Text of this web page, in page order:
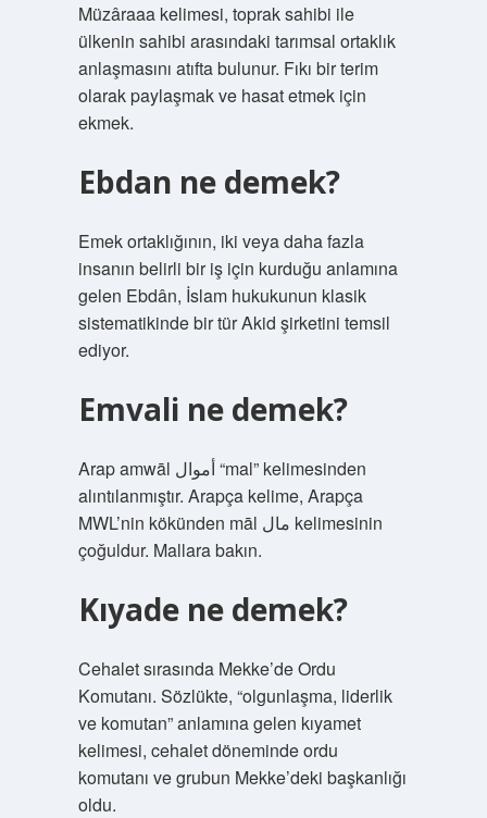
Müzâraaa kelimesi, toprak sahibi ile
ülkenin sahibi arasındaki tarımsal ortaklık
anlaşmasını atıfta bulunur. Fıkı bir terim
olarak paylaşmak ve hasat etmek için
ekmek.
Ebdan ne demek?
Emek ortaklığının, iki veya daha fazla
insanın belirli bir iş için kurduğu anlamına
gelen Ebdân, İslam hukukunun klasik
sistematikinde bir tür Akid şirketini temsil
ediyor.
Emvali ne demek?
Arap amwāl أموال “mal” kelimesinden
alıntılanmıştır. Arapça kelime, Arapça
MWL’nin kökünden māl مال kelimesinin
çoğuldur. Mallara bakın.
Kıyade ne demek?
Cehalet sırasında Mekke’de Ordu
Komutanı. Sözlükte, “olgunlaşma, liderlik
ve komutan” anlamına gelen kıyamet
kelimesi, cehalet döneminde ordu
komutanı ve grubun Mekke’deki başkanlığı
oldu.